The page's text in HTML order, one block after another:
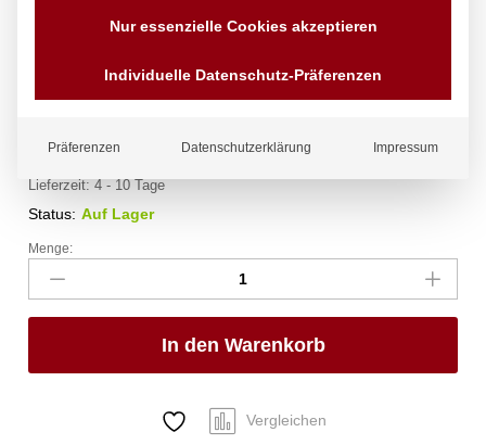
Eislöffel Stöckel, Stöckel, 1/30,
Stöckel
32,63€ exkl. MwSt.
zzgl.Versandkosten
Lieferzeit:4 - 10 Tage
Status: Auf Lager
Eislöffel
Stöckel,
Stöckel,
1/30,
Anzahl
Menge:
In den Warenkorb
Vergleichen
Nur essenzielle Cookies akzeptieren
Individuelle Datenschutz-Präferenzen
Präferenzen Datenschutzerklärung Impressum